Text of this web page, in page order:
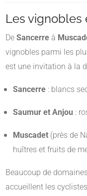
Les vignobles
De Sancerre à
vignobles parmi les
est une invitation à la
Sancerre : blancs
Saumur et Anjou :
Muscadet (près de
huîtres et fruits de
Beaucoup de
accueillent les